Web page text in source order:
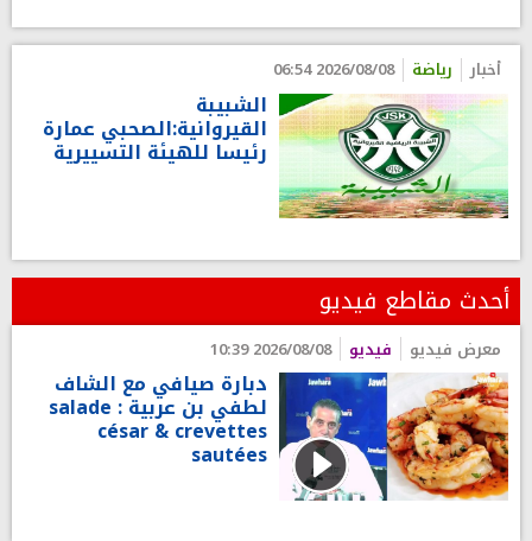
أخبار رياضة 2026/08/08 06:54
الشبيبة
القيروانية:الصحبي عمارة
رئيسا للهيئة التسييرية
أحدث مقاطع فيديو
معرض فيديو فيديو 2026/08/08 10:39
دبارة صيافي مع الشاف
لطفي بن عربية : salade
césar & crevettes
sautées